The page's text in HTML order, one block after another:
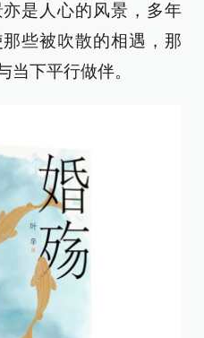
是人心的风景，多年
些被吹散的相遇，那
当下平行做伴。